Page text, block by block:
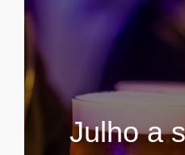
Julho a